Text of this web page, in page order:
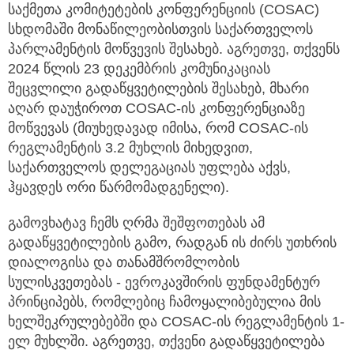
საქმეთა კომიტეტების კონფერენციის (COSAC)
სხდომაში მონაწილეობისთვის საქართველოს
პარლამენტის მოწვევის შესახებ. აგრეთვე, თქვენს
2024 წლის 23 დეკემბრის კომუნიკაციას
შეცვლილი გადაწყვეტილების შესახებ, მხარი
აღარ დაუჭიროთ COSAC-ის კონფერენციაზე
მოწვევას (მიუხედავად იმისა, რომ COSAC-ის
რეგლამენტის 3.2 მუხლის მიხედვით,
საქართველოს დელეგაციას უფლება აქვს,
ჰყავდეს ორი წარმომადგენელი).
გამოვხატავ ჩემს ღრმა შეშფოთებას ამ
გადაწყვეტილების გამო, რადგან ის ძირს უთხრის
დიალოგისა და თანამშრომლობის
სულისკვეთებას - ევროკავშირის ფუნდამენტურ
პრინციპებს, რომლებიც ჩამოყალიბებულია მის
ხელშეკრულებებში და COSAC-ის რეგლამენტის 1-
ელ მუხლში. აგრეთვე, თქვენი გადაწყვეტილება